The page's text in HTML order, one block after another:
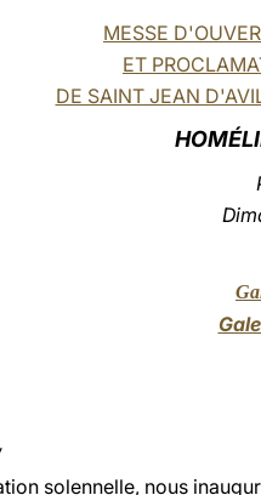
MESSE
ET
DE SAINT JEAN
solennelle, nous